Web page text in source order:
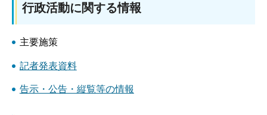
行政活動に関する情報
主要施策
記者発表資料
告示・公告・縦覧等の情報